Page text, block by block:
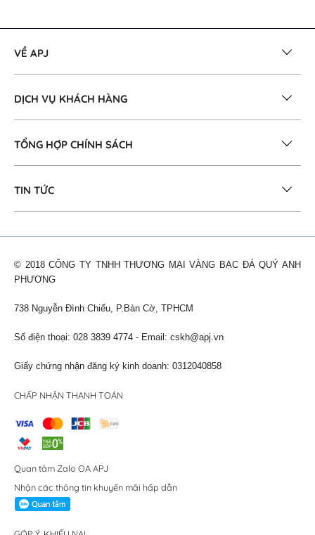
VỀ APJ
DỊCH VỤ KHÁCH HÀNG
TỔNG HỢP CHÍNH SÁCH
TIN TỨC
© 2018 CÔNG TY TNHH THƯƠNG MẠI VÀNG BẠC ĐÁ QUÝ ANH
PHƯƠNG
738 Nguyễn Đình Chiểu, P.Bàn Cờ, TPHCM
Số điện thoại: 028 3839 4774 - Email: cskh@apj.vn
Giấy chứng nhận đăng ký kinh doanh: 0312040858
CHẤP NHẬN THANH TOÁN
Quan tâm Zalo OA APJ
Nhận các thông tin khuyến mãi hấp dẫn